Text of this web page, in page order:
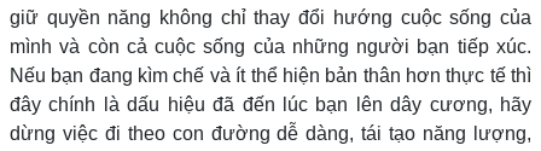
giữ quyền năng không chỉ thay đổi hướng cuộc sống của
mình và còn cả cuộc sống của những người bạn tiếp xúc.
Nếu bạn đang kìm chế và ít thể hiện bản thân hơn thực tế thì
đây chính là dấu hiệu đã đến lúc bạn lên dây cương, hãy
dừng việc đi theo con đường dễ dàng, tái tạo năng lượng,